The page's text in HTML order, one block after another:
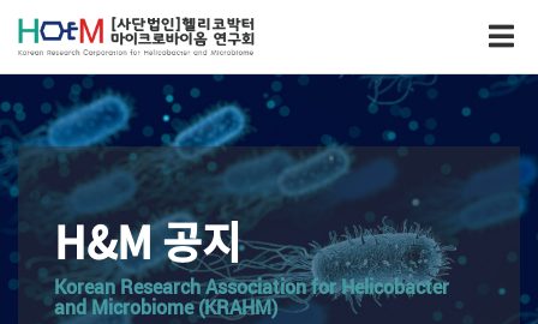
H&M 공지
Korean Research Association for Helicobacter
and Microbiome (KRAHM)